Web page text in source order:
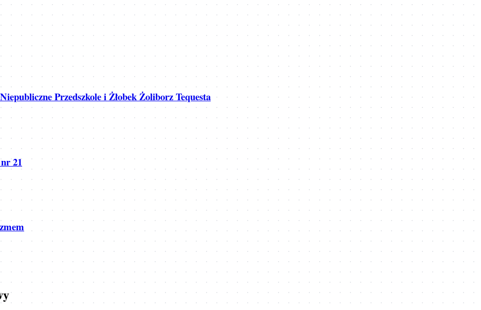
Przedszkole i Żłobek Żoliborz Tequesta
21